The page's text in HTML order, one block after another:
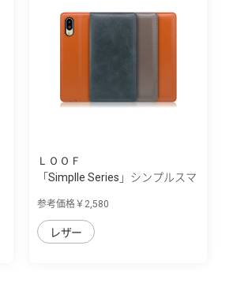
ＬＯＯＦ
「Simplle Series」シンプルスマ
参考価格￥2,580
レザー